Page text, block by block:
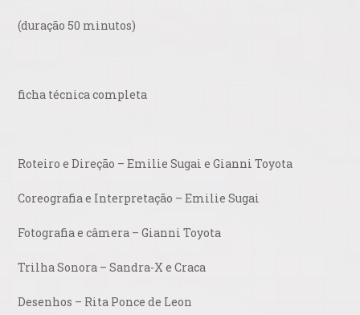
(duração 50 minutos)
ficha técnica completa
Roteiro e Direção – Emilie Sugai e Gianni Toyota
Coreografia e Interpretação – Emilie Sugai
Fotografia e câmera – Gianni Toyota
Trilha Sonora – Sandra-X e Craca
Desenhos – Rita Ponce de Leon